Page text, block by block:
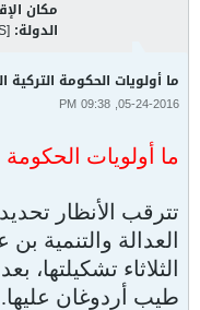
مكان
الدولة:
ما أولويات الحكومة التركية
05-24-2016, 09:38 PM
ما أولويات الحكومة
تترقب الأنظار
العدالة والتنمية
الثلاثاء
طيب أردوغان عليها.